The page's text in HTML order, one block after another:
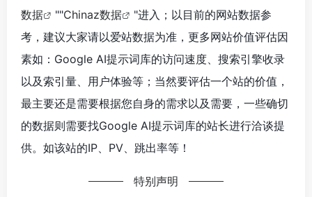
数据
""Chinaz数据
"进入；以目前的网站数据参
考，建议大家请以爱站数据为准，更多网站价值评估因
素如：Google AI提示词库的访问速度、搜索引擎收录
以及索引量、用户体验等；当然要评估一个站的价值，
最主要还是需要根据您自身的需求以及需要，一些确切
的数据则需要找Google AI提示词库的站长进行洽谈提
供。如该站的IP、PV、跳出率等！
特别声明